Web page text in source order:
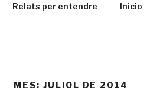
Relats per entendre Inicio
MES: JULIOL DE 2014